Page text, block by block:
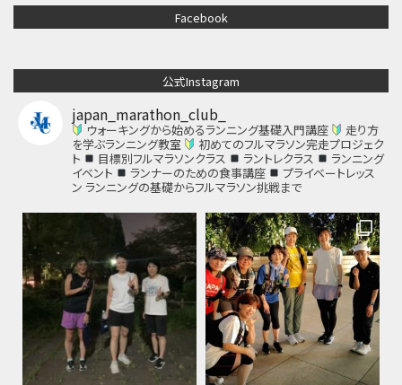
Facebook
公式Instagram
japan_marathon_club_
ウォーキングから始めるランニング基礎入門講座
走り方
を学ぶランニング教室
初めてのフルマラソン完走プロジェク
ト
目標別フルマラソンクラス ラントレクラス
ランニング
イベント
ランナーのための食事講座
プライベートレッス
ン ランニングの基礎からフルマラソン挑戦まで